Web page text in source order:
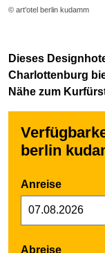
© art'otel berlin kudamm
Dieses
Charlottenburg
Nähe zum
Verfügbarkeit und Preise: art'otel
berlin
Anreise
Abreise